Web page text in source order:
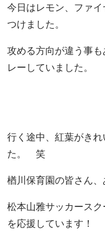
今日はレモン、ファ
つけました。
攻める方向が違う事
レーしていました。
行く途中、紅葉がき
た。 笑
楢川保育園の皆さん、
松本山雅サッカース
を応援しています！